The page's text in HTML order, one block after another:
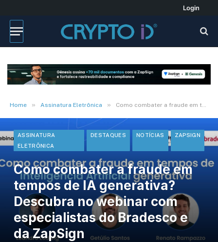
Login
Home » Assinatura Eletrônica » Como combater a fraude em tempos de IA generativa? Descubra no webinar com especialistas do Bradesco e da ZapSign
ASSINATURA
ELETRÔNICA
DESTAQUES NOTÍCIAS ZAPSIGN
Como combater a fraude em
tempos de IA generativa?
Descubra no webinar com
especialistas do Bradesco e
da ZapSign